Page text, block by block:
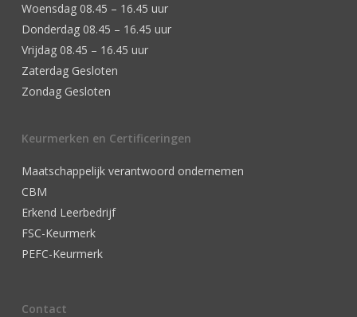
Woensdag 08.45 – 16.45 uur
Donderdag 08.45 – 16.45 uur
Vrijdag 08.45 – 16.45 uur
Zaterdag Gesloten
Zondag Gesloten
Keurmerken en Certificeringen
Maatschappelijk verantwoord ondernemen
CBM
Erkend Leerbedrijf
FSC-Keurmerk
PEFC-Keurmerk
Contact